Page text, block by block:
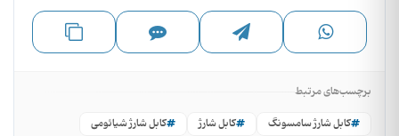
برچسب‌های مرتبط
کابل شارژ سامسونگ
کابل شارژ کابل شارژ شیائومی